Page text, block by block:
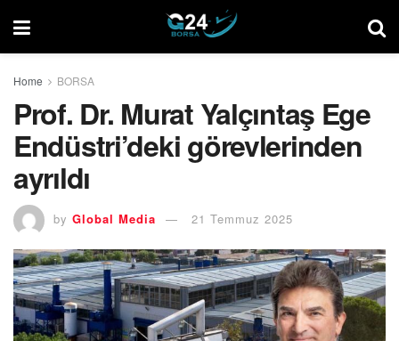
Home BORSA
Prof. Dr. Murat Yalçıntaş Ege
Endüstri’deki görevlerinden
ayrıldı
by Global Media 21 Temmuz 2025